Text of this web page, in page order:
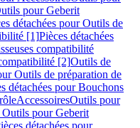
pour Geberit
détachées pour Outils de
[1]Pièces détachées
compatibilité
[2]Outils de
Outils de préparation de
détachées pour Bouchons
AccessoiresOutils pour
Outils pour Geberit
détachées pour